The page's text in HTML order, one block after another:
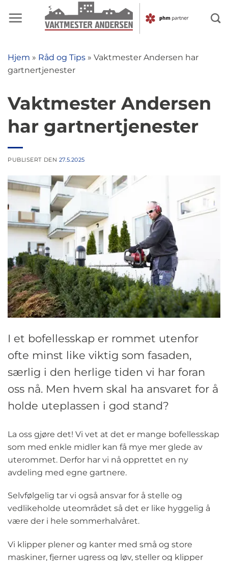
Hjem » Råd og Tips » Vaktmester Andersen har
gartnertjenester
Vaktmester Andersen
har gartnertjenester
PUBLISERT DEN 27.5.2025
I et bofellesskap er rommet utenfor
ofte minst like viktig som fasaden,
særlig i den herlige tiden vi har foran
oss nå. Men hvem skal ha ansvaret for å
holde uteplassen i god stand?
La oss gjøre det! Vi vet at det er mange bofellesskap
som med enkle midler kan få mye mer glede av
uterommet. Derfor har vi nå opprettet en ny
avdeling med egne gartnere.
Selvfølgelig tar vi også ansvar for å stelle og
vedlikeholde uteområdet så det er like hyggelig å
være der i hele sommerhalvåret.
Vi klipper plener og kanter med små og store
maskiner, fjerner ugress og løv, steller og klipper